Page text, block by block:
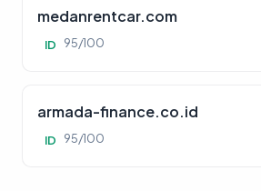
medanrentcar.com
ID 95/100
armada-finance.co.id
ID 95/100